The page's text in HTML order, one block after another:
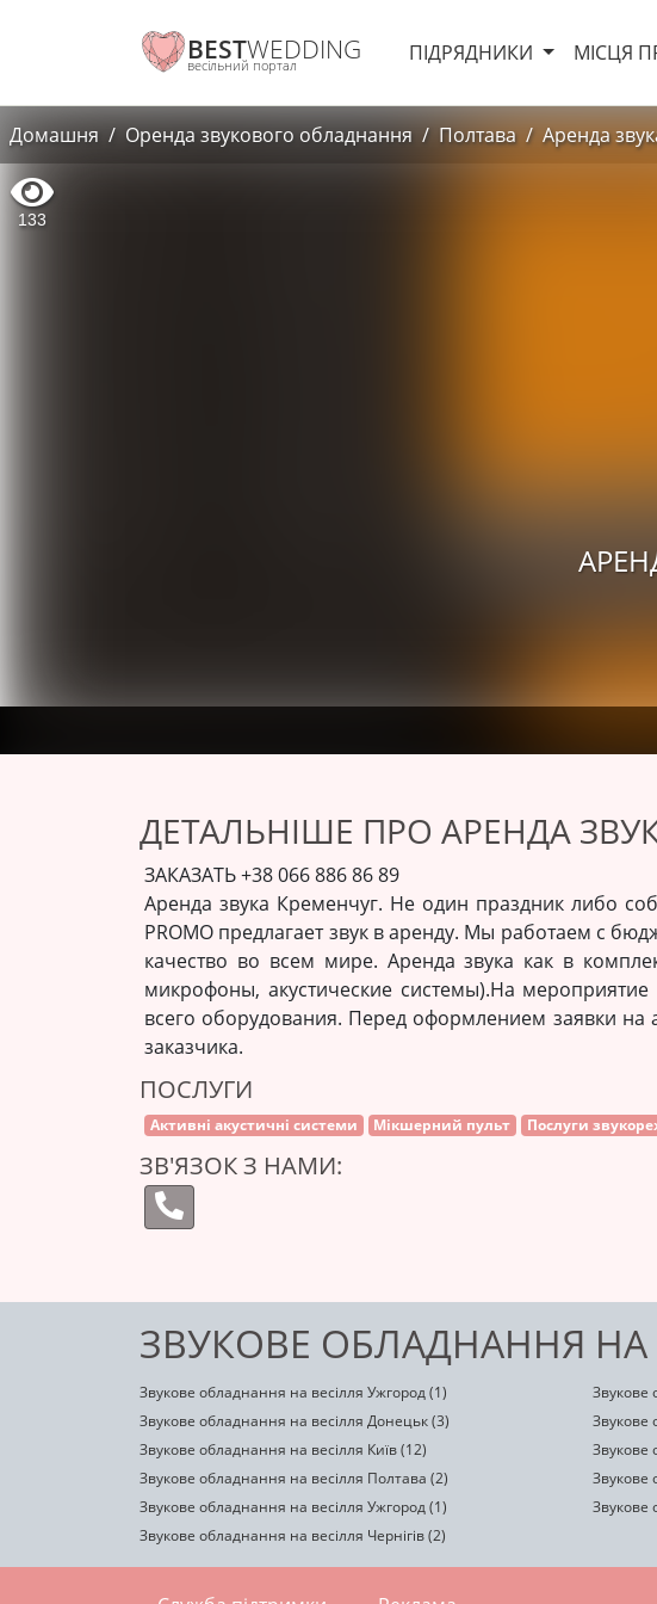
BESTWEDDING
весільний портал ПІДРЯДНИКИ МІСЦЯ
Домашня Оренда звукового обладнання Полтава Аренда
133
ДЕТАЛЬНІШЕ ПРО АРЕНДА
ЗАКАЗАТЬ +38 066 886 86 89
Аренда звука Кременчуг. Не один праздник либо
PROMO предлагает звук в аренду. Мы работаем с
качество во всем мире. Аренда звука как в
микрофоны, акустические системы).На
всего оборудования. Перед оформлением заявки на
заказчика.
ПОСЛУГИ
Активні акустичні системи Мікшерний пульт Послуги
ЗВ'ЯЗОК З НАМИ:
ЗВУКОВЕ ОБЛАДНАННЯ
Звукове обладнання на весілля Ужгород (1) Звукове
Звукове обладнання на весілля Донецьк (3)
Звукове
Звукове обладнання на весілля Київ (12)
Звукове
Звукове обладнання на весілля Полтава (2)
Звукове
Звукове обладнання на весілля Ужгород (1)
Звукове
Звукове обладнання на весілля Чернігів (2)